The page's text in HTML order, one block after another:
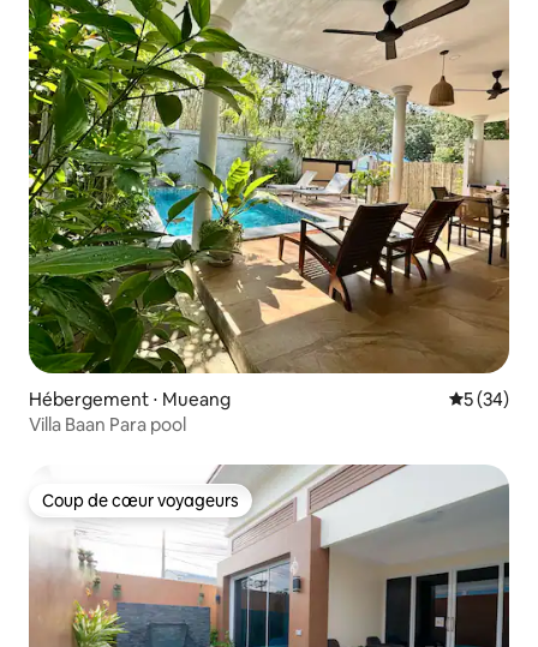
Hébergement ⋅ Mueang
5 (34)
Villa Baan Para pool
Coup de cœur voyageurs
Coup de cœur voyageurs